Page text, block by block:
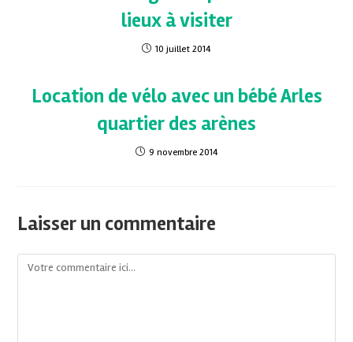
lieux à visiter
10 juillet 2014
Location de vélo avec un bébé Arles
quartier des arènes
9 novembre 2014
Laisser un commentaire